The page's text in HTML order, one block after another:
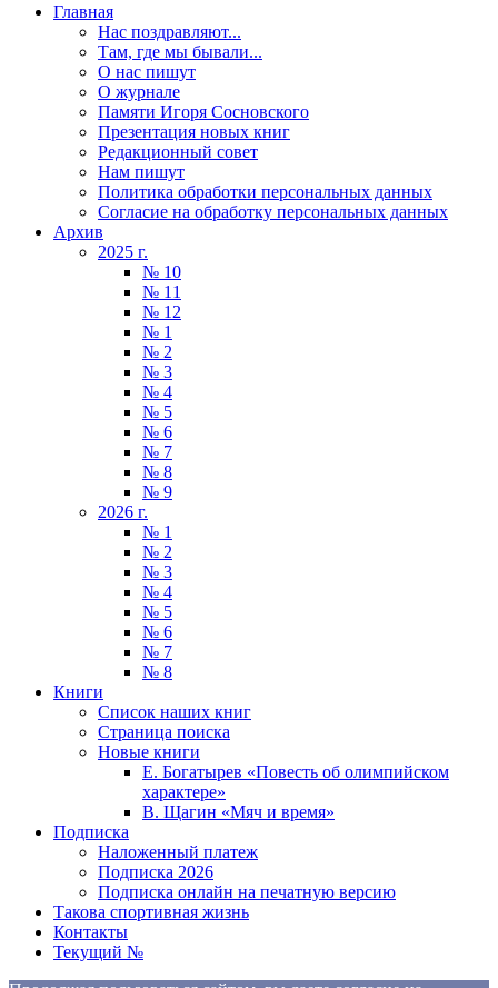
Главная
Нас поздравляют...
Там, где мы бывали...
О нас пишут
О журнале
Памяти Игоря Сосновского
Презентация новых книг
Редакционный совет
Нам пишут
Политика обработки персональных данных
Согласие на обработку персональных данных
Архив
2025 г.
№ 10
№ 11
№ 12
№ 1
№ 2
№ 3
№ 4
№ 5
№ 6
№ 7
№ 8
№ 9
2026 г.
№ 1
№ 2
№ 3
№ 4
№ 5
№ 6
№ 7
№ 8
Книги
Список наших книг
Страница поиска
Новые книги
Е. Богатырев «Повесть об олимпийском
характере»
В. Щагин «Мяч и время»
Подписка
Наложенный платеж
Подписка 2026
Подписка онлайн на печатную версию
Такова спортивная жизнь
Контакты
Текущий №